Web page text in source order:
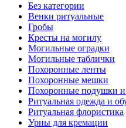
Без категории
Венки ритуальные
Гробы
Кресты на могилу
Могильные оградки
Могильные таблички
Похоронные ленты
Похоронные мешки
Похоронные подушки и
Ритуальная одежда и
Ритуальная флористика
Урны для кремации